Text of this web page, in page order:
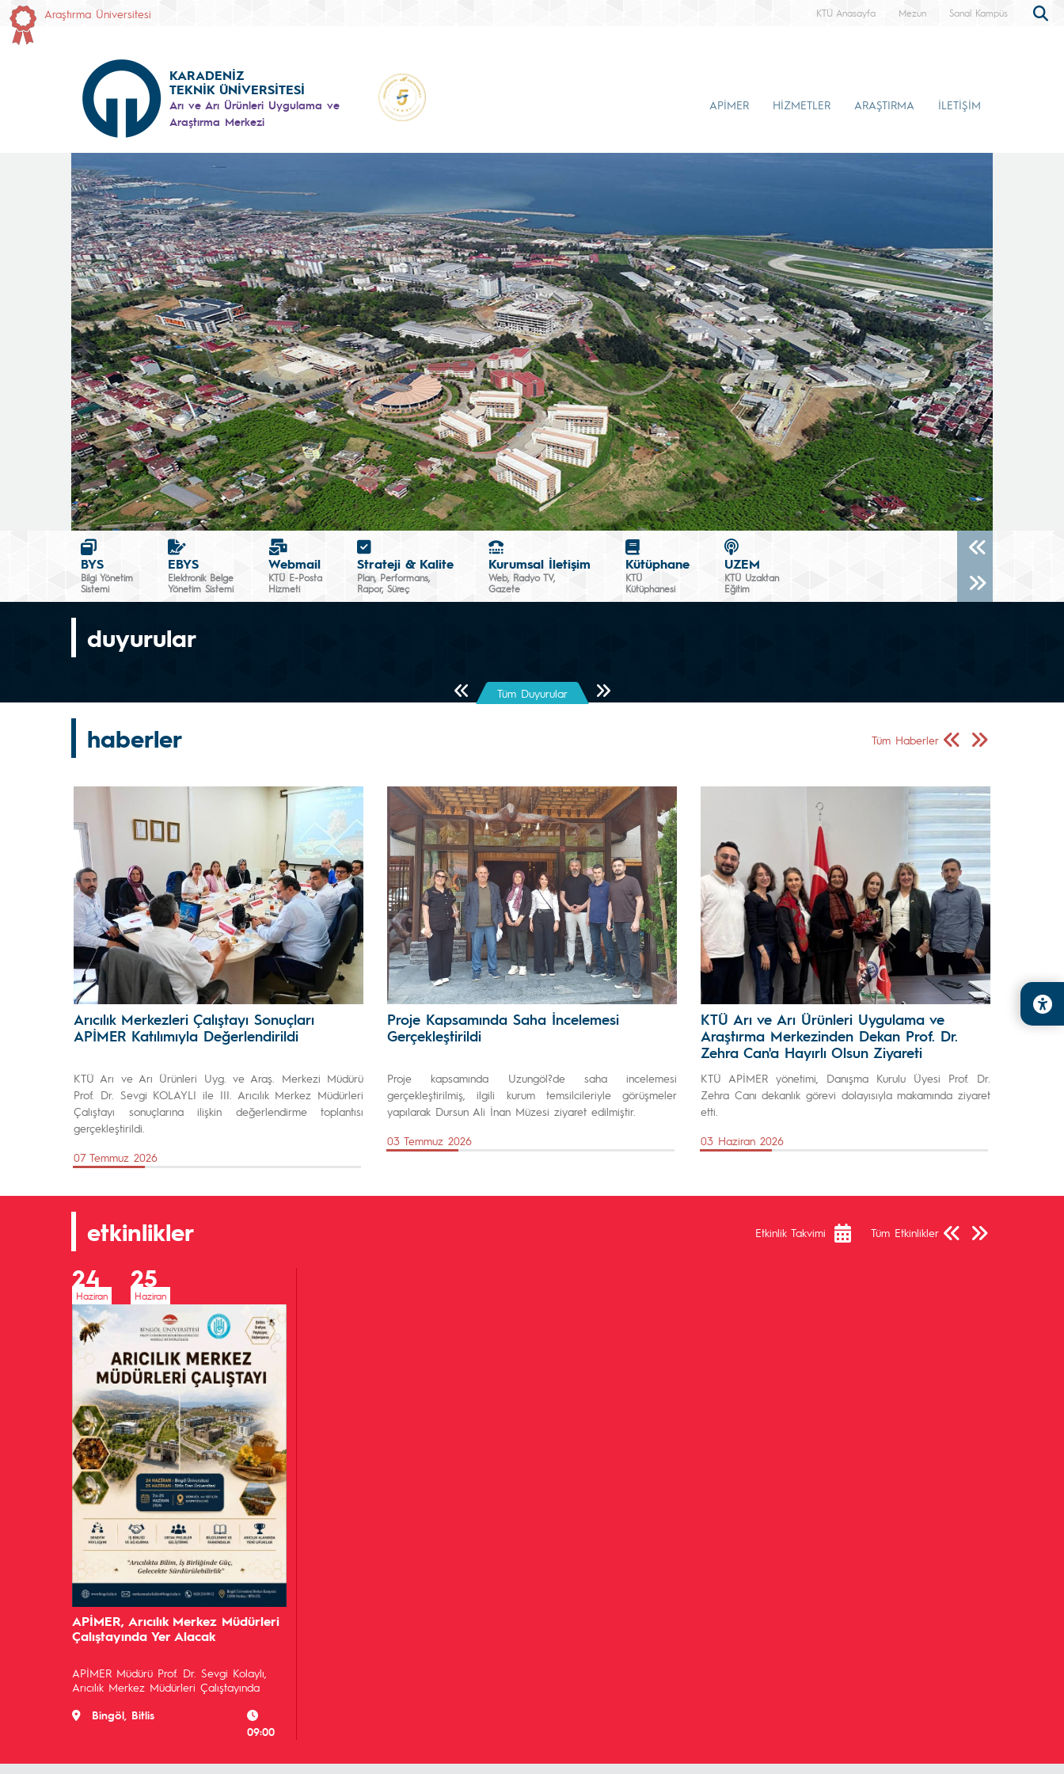
Araştırma Üniversitesi KTÜ Anasayfa Mezun Sanal Kampüs
KARADENİZ
TEKNİK ÜNİVERSİTESİ
Arı ve Arı Ürünleri Uygulama ve
Araştırma Merkezi
APİMER HİZMETLER ARAŞTIRMA İLETİŞİM
BYS
Bilgi Yönetim
Sistemi
EBYS
Elektronik Belge
Yönetim Sistemi
Webmail
KTÜ E-Posta
Hizmeti
Strateji & Kalite
Plan, Performans,
Rapor, Süreç
Kurumsal İletişim
Web, Radyo TV,
Gazete
Kütüphane
KTÜ
Kütüphanesi
UZEM
KTÜ Uzaktan
Eğitim
duyurular
Önceki SayfaTüm Duyurular Sonraki Sayfa
haberler Tüm Haberler
Önceki Sayfa
Sonraki Sayfa
Arıcılık Merkezleri Çalıştayı Sonuçları
APİMER Katılımıyla Değerlendirildi
KTÜ Arı ve Arı Ürünleri Uyg. ve Araş. Merkezi Müdürü
Prof. Dr. Sevgi KOLAYLI ile III. Arıcılık Merkez Müdürleri
Çalıştayı sonuçlarına ilişkin değerlendirme toplantısı
gerçekleştirildi.
07 Temmuz 2026
Proje Kapsamında Saha İncelemesi
Gerçekleştirildi
Proje kapsamında Uzungöl?de saha incelemesi
gerçekleştirilmiş, ilgili kurum temsilcileriyle görüşmeler
yapılarak Dursun Ali İnan Müzesi ziyaret edilmiştir.
03 Temmuz 2026
KTÜ Arı ve Arı Ürünleri Uygulama ve
Araştırma Merkezinden Dekan Prof. Dr.
Zehra Can'a Hayırlı Olsun Ziyareti
KTÜ APİMER yönetimi, Danışma Kurulu Üyesi Prof. Dr.
Zehra Canı dekanlık görevi dolayısıyla makamında ziyaret
etti.
03 Haziran 2026
etkinlikler Etkinlik Takvimi Tüm Etkinlikler
Önceki SayfaSonraki Sayfa
24
Haziran
25
Haziran
APİMER, Arıcılık Merkez Müdürleri
Çalıştayında Yer Alacak
APİMER Müdürü Prof. Dr. Sevgi Kolaylı,
Arıcılık Merkez Müdürleri Çalıştayında
Bingöl, Bitlis
09:00